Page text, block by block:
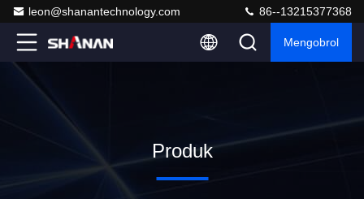
leon@shanantechnology.com 86--13215377368
Mengobrol
Produk